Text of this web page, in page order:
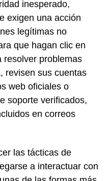
inesperado,
exigen una acción
legítimas no
que hagan clic en
resolver problemas
revisen sus cuentas
web oficiales o
soporte verificados,
en correos
las tácticas de
a interactuar con